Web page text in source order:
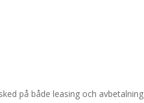
på både leasing och avbetalning